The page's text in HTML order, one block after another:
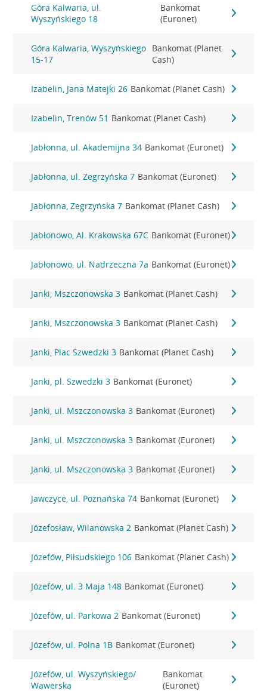
Góra Kalwaria, ul.
Wyszyńskiego 18
Bankomat
(Euronet)
Góra Kalwaria, Wyszyńskiego
15-17
Bankomat (Planet
Cash)
Izabelin, Jana Matejki 26 Bankomat (Planet Cash)
Izabelin, Trenów 51 Bankomat (Planet Cash)
Jabłonna, ul. Akademijna 34 Bankomat (Euronet)
Jabłonna, ul. Zegrzyńska 7 Bankomat (Euronet)
Jabłonna, Zegrzyńska 7 Bankomat (Planet Cash)
Jabłonowo, Al. Krakowska 67C Bankomat (Euronet)
Jabłonowo, ul. Nadrzeczna 7a Bankomat (Euronet)
Janki, Mszczonowska 3 Bankomat (Planet Cash)
Janki, Mszczonowska 3 Bankomat (Planet Cash)
Janki, Plac Szwedzki 3 Bankomat (Planet Cash)
Janki, pl. Szwedzki 3 Bankomat (Euronet)
Janki, ul. Mszczonowska 3 Bankomat (Euronet)
Janki, ul. Mszczonowska 3 Bankomat (Euronet)
Janki, ul. Mszczonowska 3 Bankomat (Euronet)
Jawczyce, ul. Poznańska 74 Bankomat (Euronet)
Józefosław, Wilanowska 2 Bankomat (Planet Cash)
Józefów, Piłsudskiego 106 Bankomat (Planet Cash)
Józefów, ul. 3 Maja 148 Bankomat (Euronet)
Józefów, ul. Parkowa 2 Bankomat (Euronet)
Józefów, ul. Polna 1B Bankomat (Euronet)
Józefów, ul. Wyszyńskiego/
Wawerska
Bankomat
(Euronet)